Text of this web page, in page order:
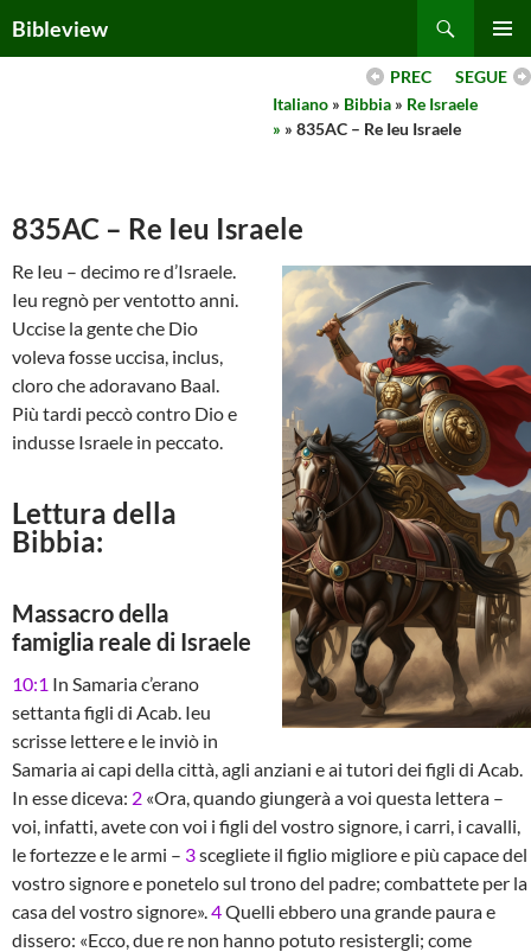
toBibleview
MENU
SEGUE
PREC
Italiano » Bibbia » Re Israele
» » 835AC – Re Ieu Israele
835AC – Re Ieu Israele
Re Ieu – decimo re d’Israele.
Ieu regnò per ventotto anni.
Uccise la gente che Dio
voleva fosse uccisa, inclus,
cloro che adoravano Baal.
Più tardi peccò contro Dio e
indusse Israele in peccato.
Lettura della
Bibbia:
Massacro della
famiglia reale di Israele
10:1 In Samaria c’erano
settanta figli di Acab. Ieu
scrisse lettere e le inviò in
Samaria ai capi della città, agli anziani e ai tutori dei figli di Acab.
In esse diceva: 2 «Ora, quando giungerà a voi questa lettera –
voi, infatti, avete con voi i figli del vostro signore, i carri, i cavalli,
le fortezze e le armi – 3scegliete il figlio migliore e più capace del
vostro signore e ponetelo sul trono del padre; combattete per la
casa del vostro signore».4Quelli ebbero una grande paura e
dissero: «Ecco, due re non hanno potuto resistergli; come